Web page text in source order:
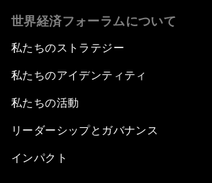
世界経済フォーラムについて
私たちのストラテジー
私たちのアイデンティティ
私たちの活動
リーダーシップとガバナンス
インパクト